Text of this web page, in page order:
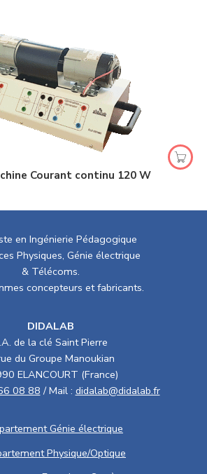
Courant continu 120 W
en Ingénierie Pédagogique
Physiques, Génie électrique
& Télécoms.
concepteurs et fabricants.
DIDALAB
de la clé Saint Pierre
du Groupe Manoukian
ELANCOURT (France)
08 88 / Mail : didalab@didalab.fr
Génie électrique
Physique/Optique